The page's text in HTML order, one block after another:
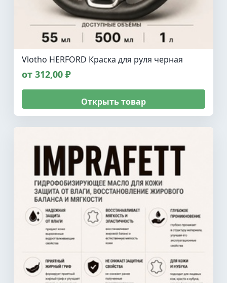
Vlotho HERFORD Краска для руля черная
от 312,00 ₽
Открыть товар